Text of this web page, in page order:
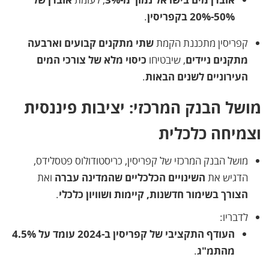
50%-20% בקפריסין
.
קפריסין מתכננת הקמתשתי מתקנים קבועים וארבעה
מתקנים ניידים, שיבטיחו כיסוי מלא של צורכי המים
העירוניים לשנים הבאות.
מושל הבנק המרכזי: יציבות פיננסית
וצמיחה כלכלית
מושל הבנק המרכזי של קפריסין, כריסטודולוס פטסלידס,
הדגיש את השינויים הכלכליים שהמדינה עברה ואת
הצורך בשימור חדשנות, קיימות ושוויון כלכלי.
לדבריו:
העודף התקציבי של קפריסין ב-2024 עומד על 4.5%
מהתמ"ג.